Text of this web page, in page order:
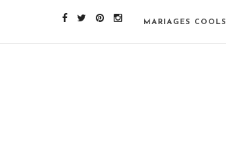
MARIAGES COOLS